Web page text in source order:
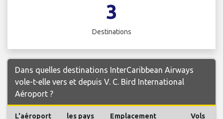
3
Destinations
Dans quelles destinations InterCaribbean Airways
vole-t-elle vers et depuis V. C. Bird International
Aéroport ?
L'aéroport les pays Emplacement
Vols